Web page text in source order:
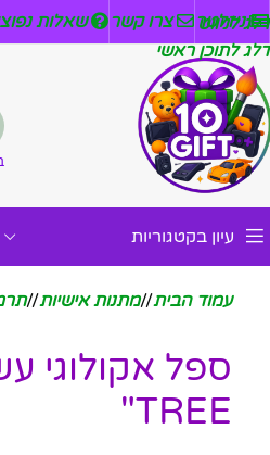
דלג לניווט
דלג לתוכן ראשי
ניזלטר צרו קשר שאלות
עיון בקטגוריות
עמוד הבית/ מתנות אישיות/
TREE"